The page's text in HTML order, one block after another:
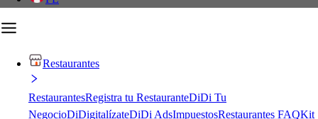
Restaurantes
RestaurantesRegistra tu RestauranteDiDi Tu
NegocioDiDigitalízateDiDi AdsImpuestosRestaurantes FAQKit